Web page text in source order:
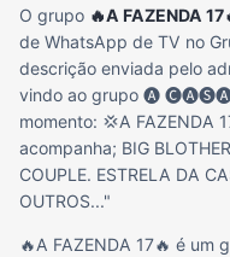
O grupo 🔥A FAZENDA
de WhatsApp de TV no
descrição enviada pelo
vindo ao grupo 🅐
momento: 💢A FAZENDA
acompanha; BIG
COUPLE. ESTRELA DA
OUTROS..."
🔥A FAZENDA 17🔥 é um